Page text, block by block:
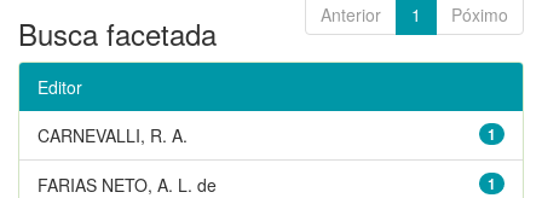
Anterior 1 Póximo
Busca facetada
Editor
1
CARNEVALLI, R. A.
1
FARIAS NETO, A. L. de